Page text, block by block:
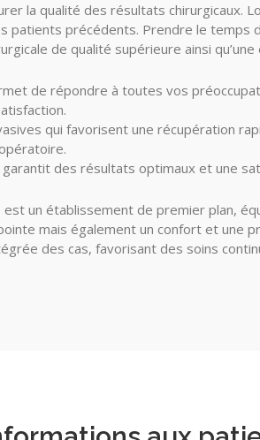
la qualité des résultats chirurgicaux.
patients précédents. Prendre le
de qualité supérieure ainsi
de répondre à toutes vos
qui favorisent une récupération
garantit des résultats optimaux et une
est un établissement de premier plan,
mais également un confort et une
des cas, favorisant des soins